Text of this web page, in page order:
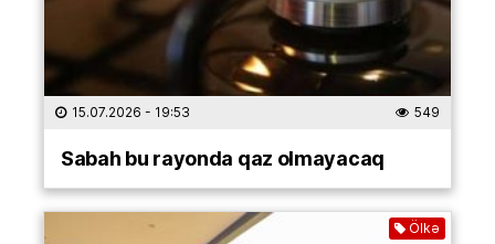
15.07.2026 - 19:53 549
Sabah bu rayonda qaz olmayacaq
Ölkə